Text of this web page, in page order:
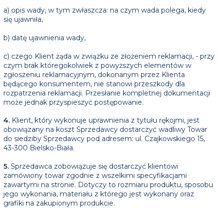
a) opis wady, w tym zwłaszcza: na czym wada polega, kiedy
się ujawniła,
b) datę ujawnienia wady,
c) czego Klient żąda w związku ze złożeniem reklamacji, - przy
czym brak któregokolwiek z powyższych elementów w
zgłoszeniu reklamacyjnym, dokonanym przez Klienta
będącego konsumentem, nie stanowi przeszkody dla
rozpatrzenia reklamacji. Przesłanie kompletnej dokumentacji
może jednak przyspieszyć postępowanie.
4. Klient, który wykonuje uprawnienia z tytułu rękojmi, jest
obowiązany na koszt Sprzedawcy dostarczyć wadliwy Towar
do siedziby Sprzedawcy pod adresem: ul. Czajkowskiego 15,
43-300 Bielsko-Biała.
5. Sprzedawca zobowiązuje się dostarczyć klientowi
zamówiony towar zgodnie z wszelkimi specyfikacjami
zawartymi na stronie. Dotyczy to rozmiaru produktu, sposobu
jego wykonania, materiału z którego jest wykonany oraz
grafiki na zakupionym produkcie.